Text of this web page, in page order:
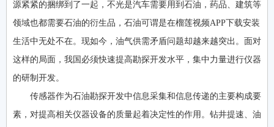
源紧紧的捆绑到了一起，不光是汽车需要用到石油，药品、建筑等
领域也都需要石油的衍生品，石油可谓是在榴莲视频APP下载安装
生活中无处不在。现如今，油气供需矛盾问题却越来越突出。面对
这样的局面，我国必须快速提高勘探开发水平，集中力量进行仪器
的研制开发。
传感器作为石油勘探开发中信息采集和信息传递的主要构成要
素，对提高相关仪器设备的质量起着决定性的作用。钻井提速、油